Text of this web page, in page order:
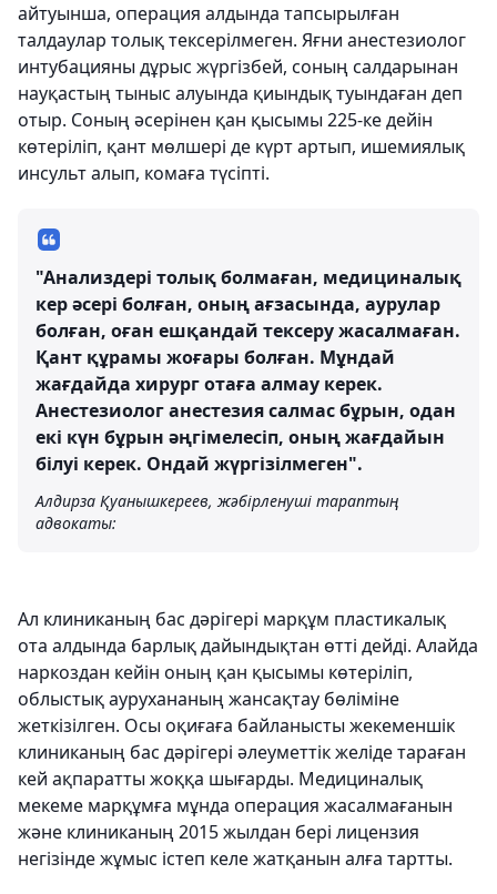
айтуынша, операция алдында тапсырылған
талдаулар толық тексерілмеген. Яғни анестезиолог
интубацияны дұрыс жүргізбей, соның салдарынан
науқастың тыныс алуында қиындық туындаған деп
отыр. Соның әсерінен қан қысымы 225-ке дейін
көтеріліп, қант мөлшері де күрт артып, ишемиялық
инсульт алып, комаға түсіпті.
"Анализдері толық болмаған, медициналық
кер әсері болған, оның ағзасында, аурулар
болған, оған ешқандай тексеру жасалмаған.
Қант құрамы жоғары болған. Мұндай
жағдайда хирург отаға алмау керек.
Анестезиолог анестезия салмас бұрын, одан
екі күн бұрын әңгімелесіп, оның жағдайын
білуі керек. Ондай жүргізілмеген".
Алдирза Қуанышкереев, жәбірленуші тараптың
адвокаты:
Ал клиниканың бас дәрігері марқұм пластикалық
ота алдында барлық дайындықтан өтті дейді. Алайда
наркоздан кейін оның қан қысымы көтеріліп,
облыстық аурухананың жансақтау бөліміне
жеткізілген. Осы оқиғаға байланысты жекеменшік
клиниканың бас дәрігері әлеуметтік желіде тараған
кей ақпаратты жоққа шығарды. Медициналық
мекеме марқұмға мұнда операция жасалмағанын
және клиниканың 2015 жылдан бері лицензия
негізінде жұмыс істеп келе жатқанын алға тартты.